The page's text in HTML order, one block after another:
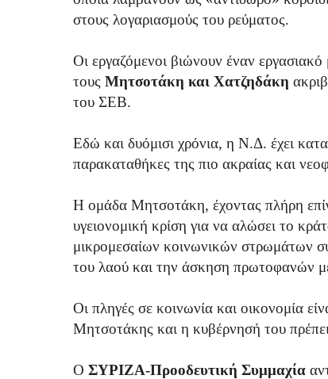
στους λογαριασμούς του ρεύματος.
Οι εργαζόμενοι βιώνουν έναν
τους Μητσοτάκη και Χατζηδάκη
του ΣΕΒ.
Εδώ και δυόμισι χρόνια, η Ν.Δ. έχει
παρακαταθήκες της πιο ακραίας και
Η ομάδα Μητσοτάκη, έχοντας πλήρη
υγειονομική κρίση για να αλώσει το
μικρομεσαίων κοινωνικών στρωμάτων
του λαού και την άσκηση πρωτοφανών
Οι πληγές σε κοινωνία και οικονομία
Μητσοτάκης και η κυβέρνησή του
Ο ΣΥΡΙΖΑ-Προοδευτική Συμμαχία